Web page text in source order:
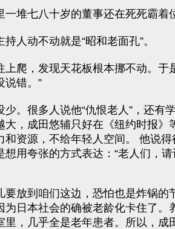
堆七八十岁的董事还在死死霸着
人动不动就是“昭和老面孔”。
上爬，发现天花板根本挪不动。于
说错。”
少。很多人说他“仇恨老人”，还有
大，成田悠辅只好在《纽约时报
和资源，不给年轻人空间。 他说
想用夸张的方式表达：“老人们，请
要放到咱们这边，恐怕也是炸锅
为日本社会的确被老龄化卡住了
里，几乎全是老年患者。所以，成